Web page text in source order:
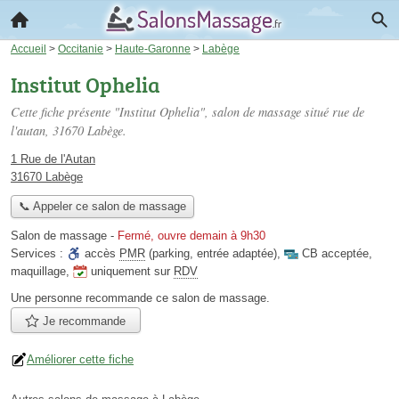
Accueil > Occitanie > Haute-Garonne > Labège
Institut Ophelia
Cette fiche présente "Institut Ophelia", salon de massage situé rue de
l'autan, 31670 Labège.
1 Rue de l'Autan
31670 Labège
📞 Appeler ce salon de massage
Salon de massage - Fermé, ouvre demain à 9h30
Services :
accès PMR (parking, entrée adaptée), CB acceptée,
maquillage, uniquement sur RDV
Une personne recommande ce salon de massage.
Je recommande
Améliorer cette fiche